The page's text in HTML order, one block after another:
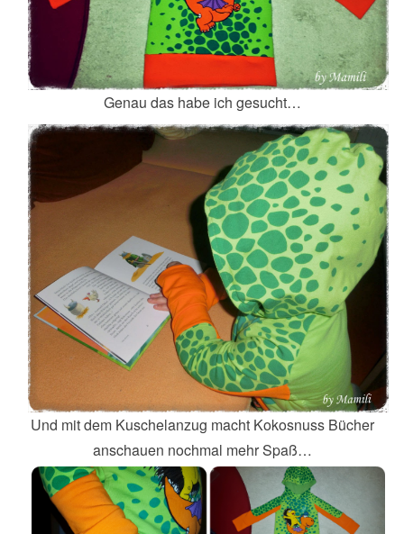
Genau das habe ich gesucht…
Und mit dem Kuschelanzug macht Kokosnuss Bücher
anschauen nochmal mehr Spaß…